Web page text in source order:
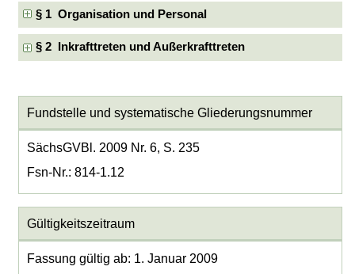
§ 1 Organisation und Personal
§ 2 Inkrafttreten und Außerkrafttreten
Fundstelle und systematische Gliederungsnummer
SächsGVBl. 2009 Nr. 6, S. 235
Fsn-Nr.: 814-1.12
Gültigkeitszeitraum
Fassung gültig ab: 1. Januar 2009